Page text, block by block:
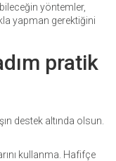
yöntemler,
yapman gerektiğini
pratik
destek altında olsun.
kullanma. Hafifçe